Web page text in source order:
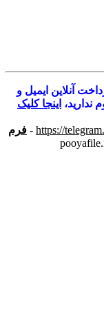
آنلاین ایمیل و
ندارید، اینجا کلیک
https://
- فرم